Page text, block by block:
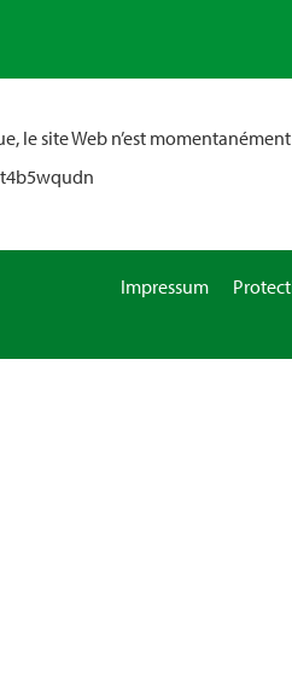
le site Web n’est
Impressum